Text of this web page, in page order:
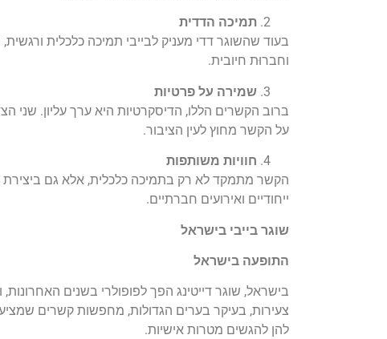
תמיכה הדדית
בעוד שהשוגר דדי מעניק לבייבי תמיכה כלכלית
וחברוּת חיובית.
שמירה על פרטיות
ברוב הקשרים הללו, הדיסקרטיות היא ערך עליון. שני
על הקשר מחוץ לעין הציבור.
חוויות משותפות
הקשר מתמקד לא רק בתמיכה כלכלית, אלא גם ביצירת
ייחודיים ואירועים חברתיים.
שוגר בייבי בישראל
התופעה בישראל
בישראל, שוגר דייטינג הפך לפופולרי בשנים
צעירות, בעיקר בערים הגדולות, מחפשות קשרים
להן להגשים מטרות אישיות.